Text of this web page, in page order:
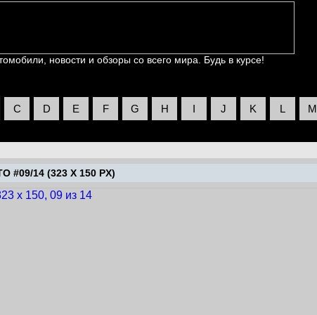
новости и обзоры со всего мира. Будь в курсе!
C D E F G H I J K L M
#09/14 (323 X 150 PX)